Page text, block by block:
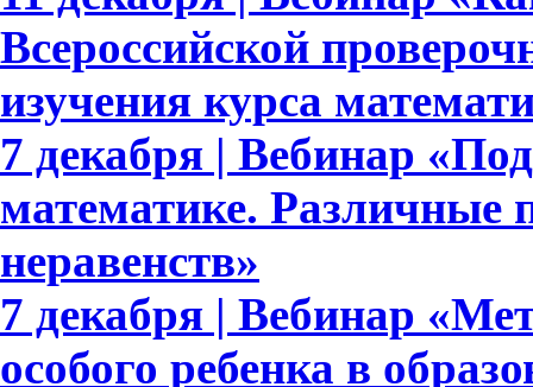
Всероссийской
изучения курса
7 декабря | Вебинар
математике. Различные
неравенств»
7 декабря | Вебинар
особого ребенка в